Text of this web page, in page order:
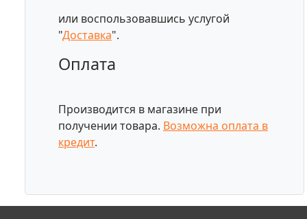
или воспользовавшись услугой
"Доставка".
Оплата
Производится в магазине при
получении товара. Возможна оплата в
кредит.